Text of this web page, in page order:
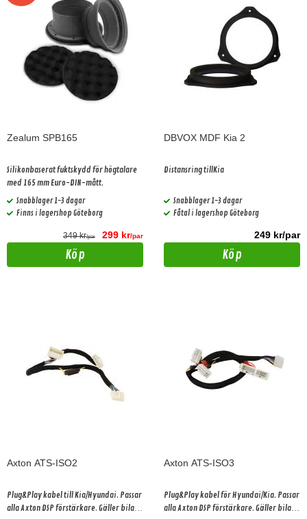
Zealum SPB165
Silikonbaserat fuktskydd för högtalare
med 165 mm Euro-DIN-mått.
Snabblager 1-3 dagar
Finns i lagershop Göteborg
349 kr/par 299 kr/par
Köp
DBVOX MDF Kia 2
Distansring tillKia
Snabblager 1-3 dagar
Fåtal i lagershop Göteborg
249 kr/par
Köp
Axton ATS-ISO2
Plug&Play kabel till Kia/Hyundai. Passar
alla Axton DSP förstärkare. Gäller bilar
Axton ATS-ISO3
Plug&Play kabel för Hyundai/Kia. Passar
alla Axton DSP förstärkare. Gäller bilar